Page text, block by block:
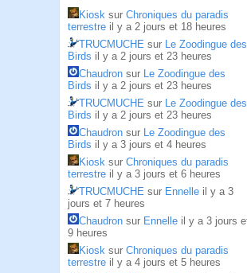
Kiosk sur Chroniques du paradis
terrestre il y a 2 jours et 18 heures
TRUCMUCHE sur Le Zoodingue des
Birds il y a 2 jours et 23 heures
Chaudron sur Le Zoodingue des
Birds il y a 2 jours et 23 heures
TRUCMUCHE sur Le Zoodingue des
Birds il y a 2 jours et 23 heures
Chaudron sur Le Zoodingue des
Birds il y a 3 jours et 4 heures
Kiosk sur Chroniques du paradis
terrestre il y a 3 jours et 6 heures
TRUCMUCHE sur Ennelle il y a 3
jours et 7 heures
Chaudron sur Ennelle il y a 3 jours
9 heures
Kiosk sur Chroniques du paradis
terrestre il y a 4 jours et 5 heures